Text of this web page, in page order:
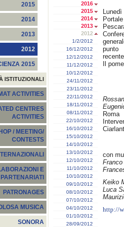
2015
2014
2013
2012
2015
ISTITUZIONALI
ACTIVITIES
CENTRES
ACTIVITIES
/ MEETING/
CONTESTS
E
PARTENARIATI
PATRONAGES
MUSICA
SONORA
2016
2015
2014
2013
2012
1/2/2012
16/12/2012
12/12/2012
11/12/2012
10/12/2012
24/11/2012
23/11/2012
22/11/2012
18/11/2012
08/11/2012
22/10/2012
16/10/2012
15/10/2012
14/10/2012
13/10/2012
12/10/2012
11/10/2012
10/10/2012
09/10/2012
08/10/2012
07/10/2012
04/10/2012
01/10/2012
28/09/2012
Il
Roma
con
Keiko
Luca
http://